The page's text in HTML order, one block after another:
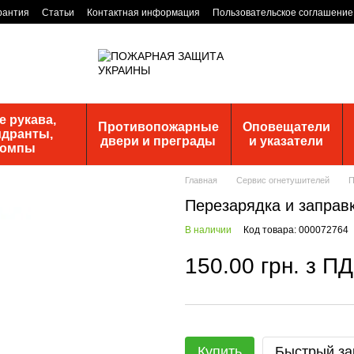
Статьи Контактная информация
Пользовательское соглашение
рукава,
Противопожарные
двери и преграды
Оповещатели
и указатели
Главная Сервис огнетушителей
Перезарядка и
В наличии Код товара: 000072764
150.00 грн. з